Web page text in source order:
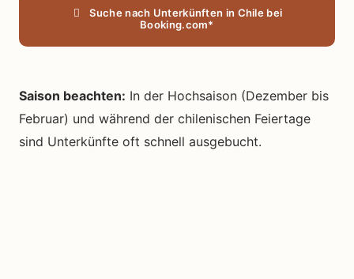
Suche nach Unterkünften in Chile bei
Booking.com*
Saison beachten: In der Hochsaison (Dezember bis
Februar) und während der chilenischen Feiertage
sind Unterkünfte oft schnell ausgebucht.